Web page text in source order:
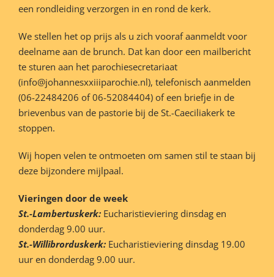
een rondleiding verzorgen in en rond de kerk.
We stellen het op prijs als u zich vooraf aanmeldt voor
deelname aan de brunch. Dat kan door een mailbericht
te sturen aan het parochiesecretariaat
(info@johannesxxiiiparochie.nl), telefonisch aanmelden
(06-22484206 of 06-52084404) of een briefje in de
brievenbus van de pastorie bij de St.-Caeciliakerk te
stoppen.
Wij hopen velen te ontmoeten om samen stil te staan bij
deze bijzondere mijlpaal.
Vieringen door de week
St.-Lambertuskerk: Eucharistieviering dinsdag en
donderdag 9.00 uur.
St.-Willibrorduskerk: Eucharistieviering dinsdag 19.00
uur en donderdag 9.00 uur.